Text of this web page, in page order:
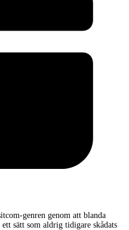
genren genom att blanda
sätt som aldrig tidigare skådats